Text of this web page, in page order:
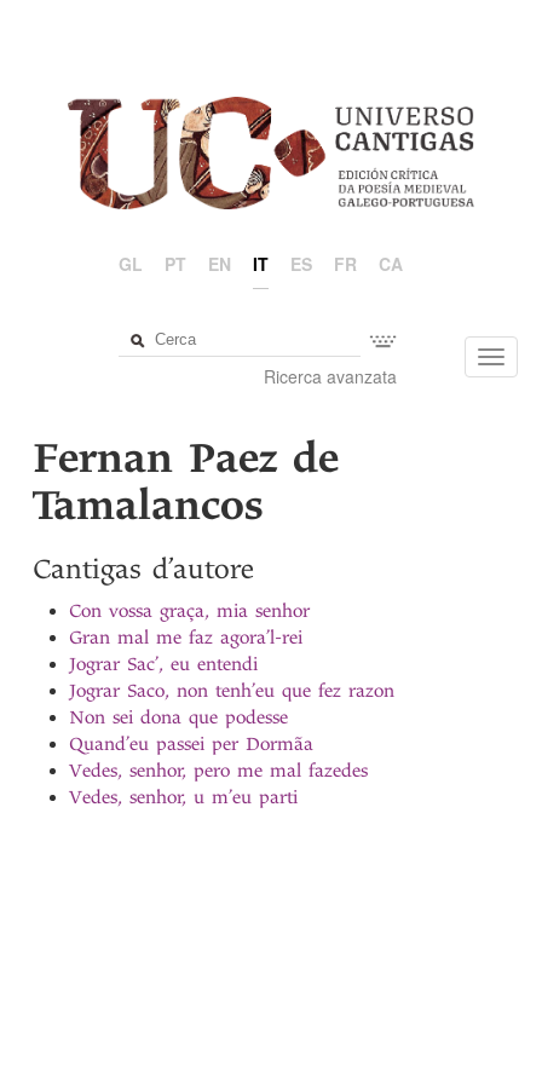
GL PT EN IT ES FR CA
Ricerca avanzata
Fernan Paez de
Tamalancos
Cantigas d’autore
Con vossa graça, mia senhor
Gran mal me faz agora’l-rei
Jograr Sac’, eu entendi
Jograr Saco, non tenh’eu que fez razon
Non sei dona que podesse
Quand’eu passei per Dormãa
Vedes, senhor, pero me mal fazedes
Vedes, senhor, u m’eu parti